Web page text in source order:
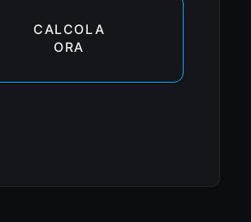
CALCOLA
ORA